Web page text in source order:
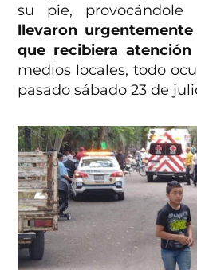
su pie, provocándole
llevaron
que recibiera atención
medios locales, todo
pasado sábado 23 de